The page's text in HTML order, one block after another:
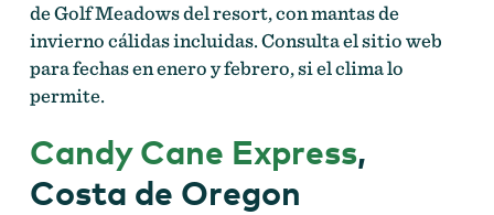
de Golf Meadows del resort, con mantas de
invierno cálidas incluidas. Consulta el sitio web
para fechas en enero y febrero, si el clima lo
permite.
Candy Cane Express,
Costa de Oregon